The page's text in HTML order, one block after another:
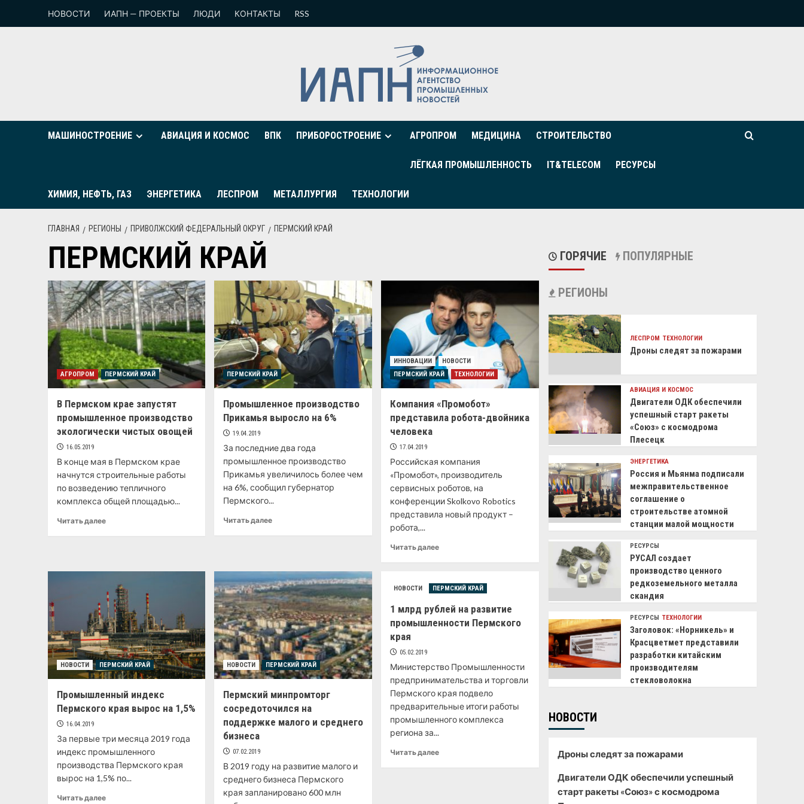
НОВОСТИ ИАПН — ПРОЕКТЫ ЛЮДИ КОНТАКТЫ RSS
МАШИНОСТРОЕНИЕ АВИАЦИЯ И КОСМОС ВПК ПРИБОРОСТРОЕНИЕ АГРОПРОМ МЕДИЦИНА СТРОИТЕЛЬСТВО
ЛЁГКАЯ ПРОМЫШЛЕННОСТЬ IT&TELECOM РЕСУРСЫ
ХИМИЯ, НЕФТЬ, ГАЗ ЭНЕРГЕТИКА ЛЕСПРОМ МЕТАЛЛУРГИЯ ТЕХНОЛОГИИ
ГЛАВНАЯ РЕГИОНЫ ПРИВОЛЖСКИЙ ФЕДЕРАЛЬНЫЙ ОКРУГ ПЕРМСКИЙ КРАЙ
ПЕРМСКИЙ КРАЙ
АГРОПРОМ ПЕРМСКИЙ КРАЙ
В Пермском крае запустят
промышленное производство
экологически чистых овощей
16.05.2019
В конце мая в Пермском крае
начнутся строительные работы
по возведению тепличного
комплекса общей площадью...
Читать далее
ПЕРМСКИЙ КРАЙ
Промышленное производство
Прикамья выросло на 6%
19.04.2019
За последние два года
промышленное производство
Прикамья увеличилось более чем
на 6%, сообщил губернатор
Пермского...
Читать далее
ИННОВАЦИИ
НОВОСТИ
ПЕРМСКИЙ КРАЙ
ТЕХНОЛОГИИ
Компания «Промобот»
представила робота-двойника
человека
17.04.2019
Российская компания
«Промобот», производитель
сервисных роботов, на
конференции Skolkovo Robotics
представила новый продукт –
робота,...
Читать далее
НОВОСТИ ПЕРМСКИЙ КРАЙ
Промышленный индекс
Пермского края вырос на 1,5%
16.04.2019
За первые три месяца 2019 года
индекс промышленного
производства Пермского края
вырос на 1,5% по...
Читать далее
НОВОСТИ ПЕРМСКИЙ КРАЙ
Пермский минпромторг
сосредоточился на
поддержке малого и среднего
бизнеса
07.02.2019
В 2019 году на развитие малого и
среднего бизнеса Пермского
края запланировано 600 млн
НОВОСТИ ПЕРМСКИЙ КРАЙ
1 млрд рублей на развитие
промышленности Пермского
края
05.02.2019
Министерство Промышленности
предпринимательства и торговли
Пермского края подвело
предварительные итоги работы
промышленного комплекса
региона за...
Читать далее
ГОРЯЧИЕ ПОПУЛЯРНЫЕ
РЕГИОНЫ
ЛЕСПРОМ ТЕХНОЛОГИИ
Дроны следят за пожарами
АВИАЦИЯ И КОСМОС
Двигатели ОДК обеспечили
успешный старт ракеты
«Союз» с космодрома
Плесецк
ЭНЕРГЕТИКА
Россия и Мьянма подписали
межправительственное
соглашение о
строительстве атомной
станции малой мощности
РЕСУРСЫ
РУСАЛ создает
производство ценного
редкоземельного металла
скандия
РЕСУРСЫ ТЕХНОЛОГИИ
Заголовок: «Норникель» и
Красцветмет представили
разработки китайским
производителям
стекловолокна
НОВОСТИ
Дроны следят за пожарами
Двигатели ОДК обеспечили успешный
старт ракеты «Союз» с космодрома